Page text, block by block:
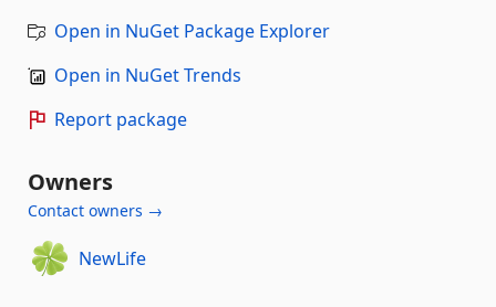
Open in NuGet Package Explorer
Open in NuGet Trends
Report package
Owners
Contact owners →
NewLife